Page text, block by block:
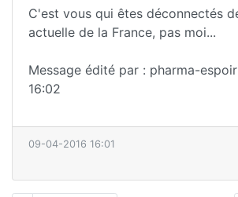
C'est vous qui êtes déconnectés
actuelle de la France, pas moi...
Message édité par : pharma-
16:02
09-04-2016 16:01